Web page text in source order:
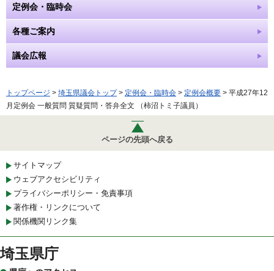
定例会・臨時会
各種ご案内
議会広報
トップページ > 埼玉県議会トップ> 定例会・臨時会 > 定例会概要 > 平成27年12
月定例会 一般質問 質疑質問・答弁全文 （柿沼トミ子議員）
ページの先頭へ戻る
サイトマップ
ウェブアクセシビリティ
プライバシーポリシー・免責事項
著作権・リンクについて
関係機関リンク集
埼玉県庁